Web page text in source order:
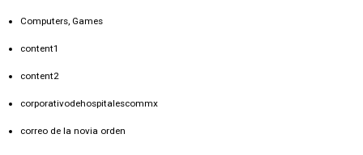
Computers, Games
content1
content2
corporativodehospitalescommx
correo de la novia orden